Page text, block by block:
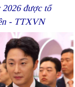
được tổ
- TTXVN